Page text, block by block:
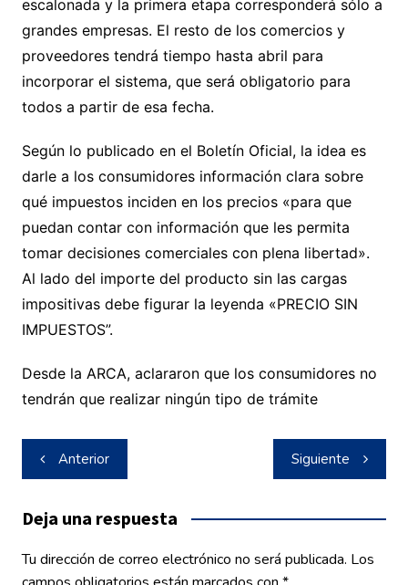
escalonada y la primera etapa corresponderá sólo a
grandes empresas. El resto de los comercios y
proveedores tendrá tiempo hasta abril para
incorporar el sistema, que será obligatorio para
todos a partir de esa fecha.
Según lo publicado en el Boletín Oficial, la idea es
darle a los consumidores información clara sobre
qué impuestos inciden en los precios «para que
puedan contar con información que les permita
tomar decisiones comerciales con plena libertad».
Al lado del importe del producto sin las cargas
impositivas debe figurar la leyenda «PRECIO SIN
IMPUESTOS”.
Desde la ARCA, aclararon que los consumidores no
tendrán que realizar ningún tipo de trámite
Navegación
de
entradas
Anterior Siguiente
Deja una respuesta
Tu dirección de correo electrónico no será publicada. Los